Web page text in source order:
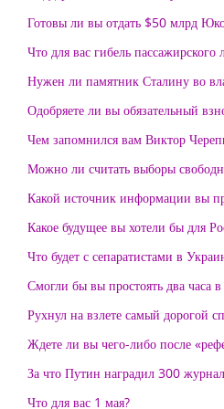
Готовы ли вы отдать $50 млрд
Что для вас гибель
Нужен ли памятник Сталину во
Одобряете ли вы обязательный
Чем запомнился вам Виктор
Можно ли считать выборы
Какой источник информации вы
Какое будущее вы хотели бы для
Что будет с сепаратистами в
Смогли бы вы простоять два часа
Рухнул на взлете самый дорогой
Ждете ли вы чего-либо после
За что Путин наградил 300
Что для вас 1 мая?